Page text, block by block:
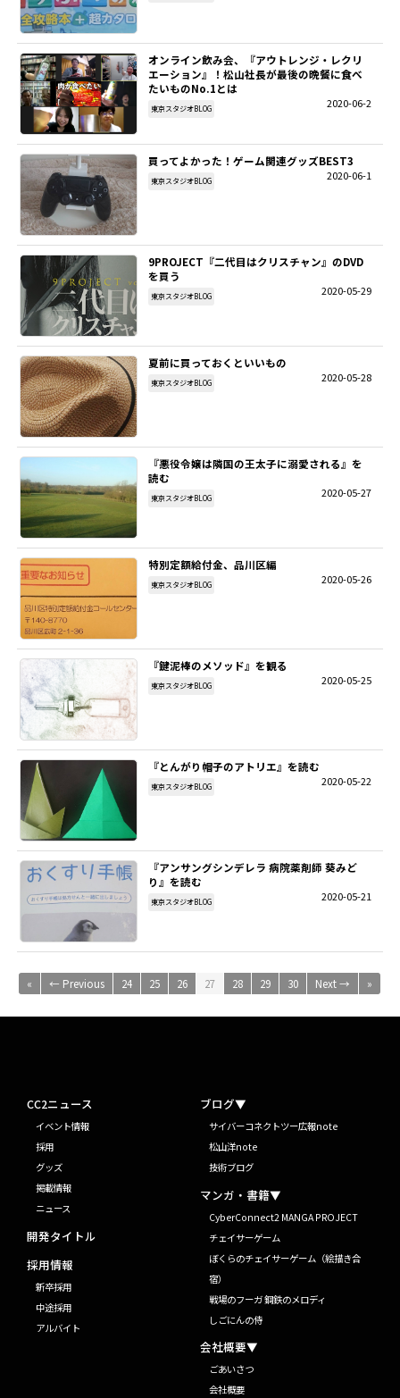
オンライン飲み会、『アウトレンジ・レクリ
エーション』！松山社長が最後の晩餐に食べ
たいものNo.1とは
2020-06-2
東京スタジオBLOG
買ってよかった！ゲーム関連グッズBEST3
2020-06-1
東京スタジオBLOG
9PROJECT『二代目はクリスチャン』のDVD
を買う
2020-05-29
東京スタジオBLOG
夏前に買っておくといいもの
2020-05-28
東京スタジオBLOG
『悪役令嬢は隣国の王太子に溺愛される』を
読む
2020-05-27
東京スタジオBLOG
特別定額給付金、品川区編
2020-05-26
東京スタジオBLOG
『鍵泥棒のメソッド』を観る
2020-05-25
東京スタジオBLOG
『とんがり帽子のアトリエ』を読む
2020-05-22
東京スタジオBLOG
『アンサングシンデレラ 病院薬剤師 葵みど
り』を読む
2020-05-21
東京スタジオBLOG
« ← Previous 24 25 26 27 28 29 30 Next → »
CC2ニュース
イベント情報
採用
グッズ
掲載情報
ニュース
開発タイトル
採用情報
新卒採用
中途採用
アルバイト
ブログ▼
サイバーコネクトツー広報note
松山洋note
技術ブログ
マンガ・書籍▼
CyberConnect2 MANGA PROJECT
チェイサーゲーム
ぼくらのチェイサーゲーム（絵描き合
宿）
戦場のフーガ 鋼鉄のメロディ
しごにんの侍
会社概要▼
ごあいさつ
会社概要